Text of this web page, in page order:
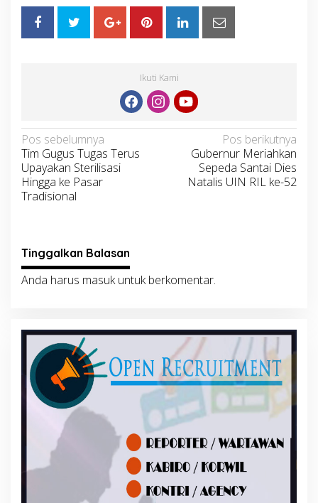
Ikuti Kami
Navigasi
pos
Pos sebelumnya
Tim Gugus Tugas Terus
Upayakan Sterilisasi
Hingga ke Pasar
Tradisional
Pos berikutnya
Gubernur Meriahkan
Sepeda Santai Dies
Natalis UIN RIL ke-52
Tinggalkan Balasan
Anda harus masukuntuk berkomentar.